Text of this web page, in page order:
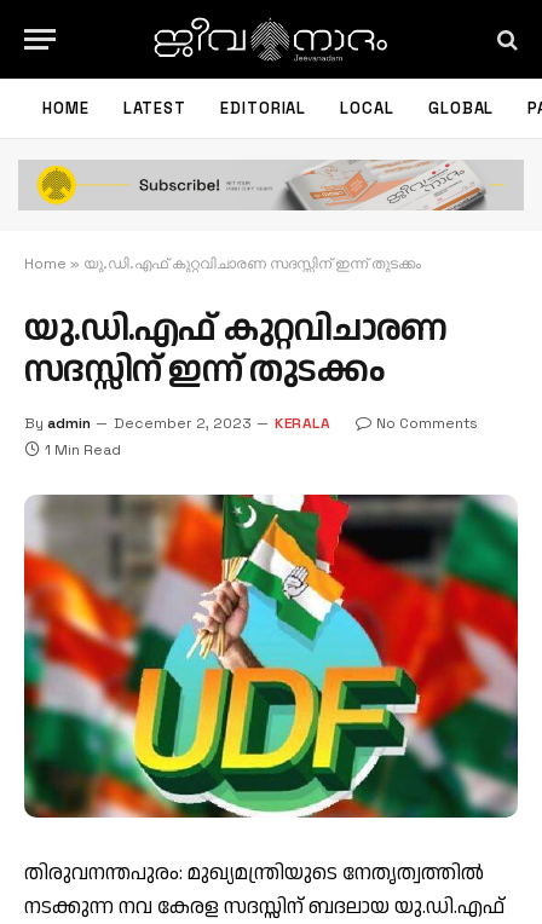
HOME LATEST EDITORIAL LOCAL GLOBAL
Home » യു.ഡി.എഫ് കുറ്റവിചാരണ സദസ്സിന് ഇന്ന് തുടക്കം
യു.ഡി.എഫ് കുറ്റവിചാരണ
സദസ്സിന് ഇന്ന് തുടക്കം
By admin December 2, 2023 KERALA
No Comments
1 Min Read
തിരുവനന്തപുരം: മുഖ്യമന്ത്രിയുടെ നേതൃത്വത്തിൽ
നടക്കുന്ന നവ കേരള സദസ്സിന് ബദലായ യു.ഡി.എഫ്